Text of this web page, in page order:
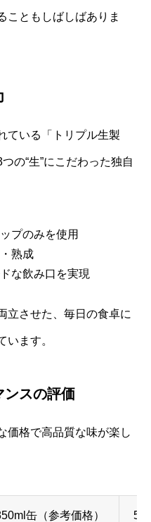
こともしばしばありま
ている「トリプル生製
の“生”にこだわった独自
プのみを使用
熟成
な飲み口を実現
立させた、毎日の食卓に
います。
ンスの評価
価格で高品質な味が楽し
缶（参考価格）